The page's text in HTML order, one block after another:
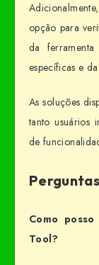
opção para
da ferramenta
específicas e
As soluções
tanto usuários
de
Como
Tool?